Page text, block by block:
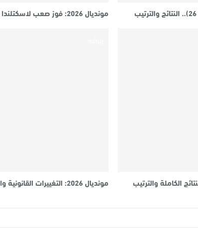
مونديال 2026: فوز صعب لاسكتلندا على هايتي 1-0
مونديال 2026: التغييرات القانونية والابتكارات المرتقبة